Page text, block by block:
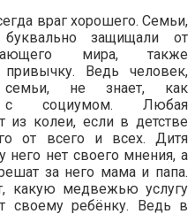
враг хорошего. Семьи,
защищали от
мира, также
Ведь человек,
не знает, как
с социумом. Любая
из колеи, если в детстве
от всего и всех. Дитя
него нет своего мнения, а
за него мама и папа.
какую медвежью услугу
своему ребёнку. Ведь в